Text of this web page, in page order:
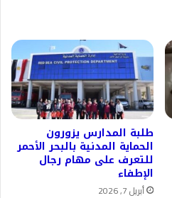
طلبة المدارس يزورون
الحماية المدنية بالبحر الأحمر
للتعرف على مهام رجال
الإطفاء
أبريل 7, 2026